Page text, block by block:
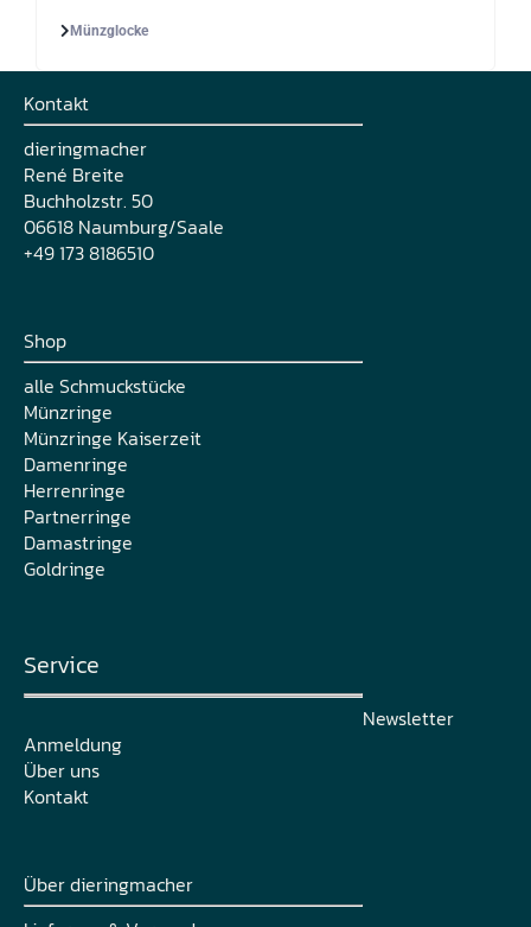
Münzglocke
Kontakt
dieringmacher
René Breite
Buchholzstr. 50
06618 Naumburg/Saale
+49 173 8186510
Shop
alle Schmuckstücke
Münzringe
Münzringe Kaiserzeit
Damenringe
Herrenringe
Partnerringe
Damastringe
Goldringe
Service
Newsletter
Anmeldung
Über uns
Kontakt
Über dieringmacher